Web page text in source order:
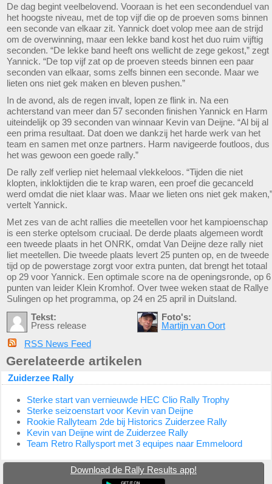
De dag begint veelbelovend. Vooraan is het een secondenduel van
het hoogste niveau, met de top vijf die op de proeven soms binnen
een seconde van elkaar zit. Yannick doet volop mee aan de strijd
om de overwinning, maar een lekke band kost het duo ruim vijftig
seconden. “De lekke band heeft ons wellicht de zege gekost,” zegt
Yannick. “De top vijf zat op de proeven steeds binnen een paar
seconden van elkaar, soms zelfs binnen een seconde. Maar we
lieten ons niet gek maken en bleven pushen.”
In de avond, als de regen invalt, lopen ze flink in. Na een
achterstand van meer dan 57 seconden finishen Yannick en Harm
uiteindelijk op 39 seconden van winnaar Kevin van Deijne. “Al bij al
een prima resultaat. Dat doen we dankzij het harde werk van het
team en samen met onze partners. Harm navigeerde foutloos, dus
het was gewoon een goede rally.”
De rally zelf verliep niet helemaal vlekkeloos. “Tijden die niet
klopten, inkloktijden die te krap waren, een proef die gecanceld
werd omdat die niet klaar was. Maar we lieten ons niet gek maken,”
vertelt Yannick.
Met zes van de acht rallies die meetellen voor het kampioenschap
is een sterke optelsom cruciaal. De derde plaats algemeen wordt
een tweede plaats in het ONRK, omdat Van Deijne deze rally niet
liet meetellen. Die tweede plaats levert 25 punten op, en de tweede
tijd op de powerstage zorgt voor extra punten, dat brengt het totaal
op 29 voor Yannick. Een optimale score na de openingsronde, op 6
punten van leider Klein Kromhof. Over twee weken staat de Rallye
Sulingen op het programma, op 24 en 25 april in Duitsland.
Tekst:
Press release
Foto's:
Martijn van Oort
RSS News Feed
Gerelateerde artikelen
Zuiderzee Rally
Sterke start van vernieuwde HEC Clio Rally Trophy
Sterke seizoenstart voor Kevin van Deijne
Rookie Rallyteam 2de bij Historics Zuiderzee Rally
Kevin van Deijne wint de Zuiderzee Rally
Team Retro Rallysport met 3 equipes naar Emmeloord
Download de Rally Results app!